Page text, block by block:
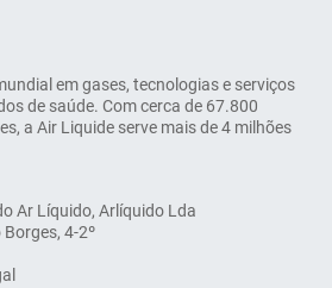
em gases, tecnologias e serviços
de saúde. Com cerca de 67.800
a Air Liquide serve mais de 4 milhões
Ar Líquido, Arlíquido Lda
4-2º